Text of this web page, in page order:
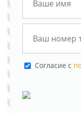
Cогласие с